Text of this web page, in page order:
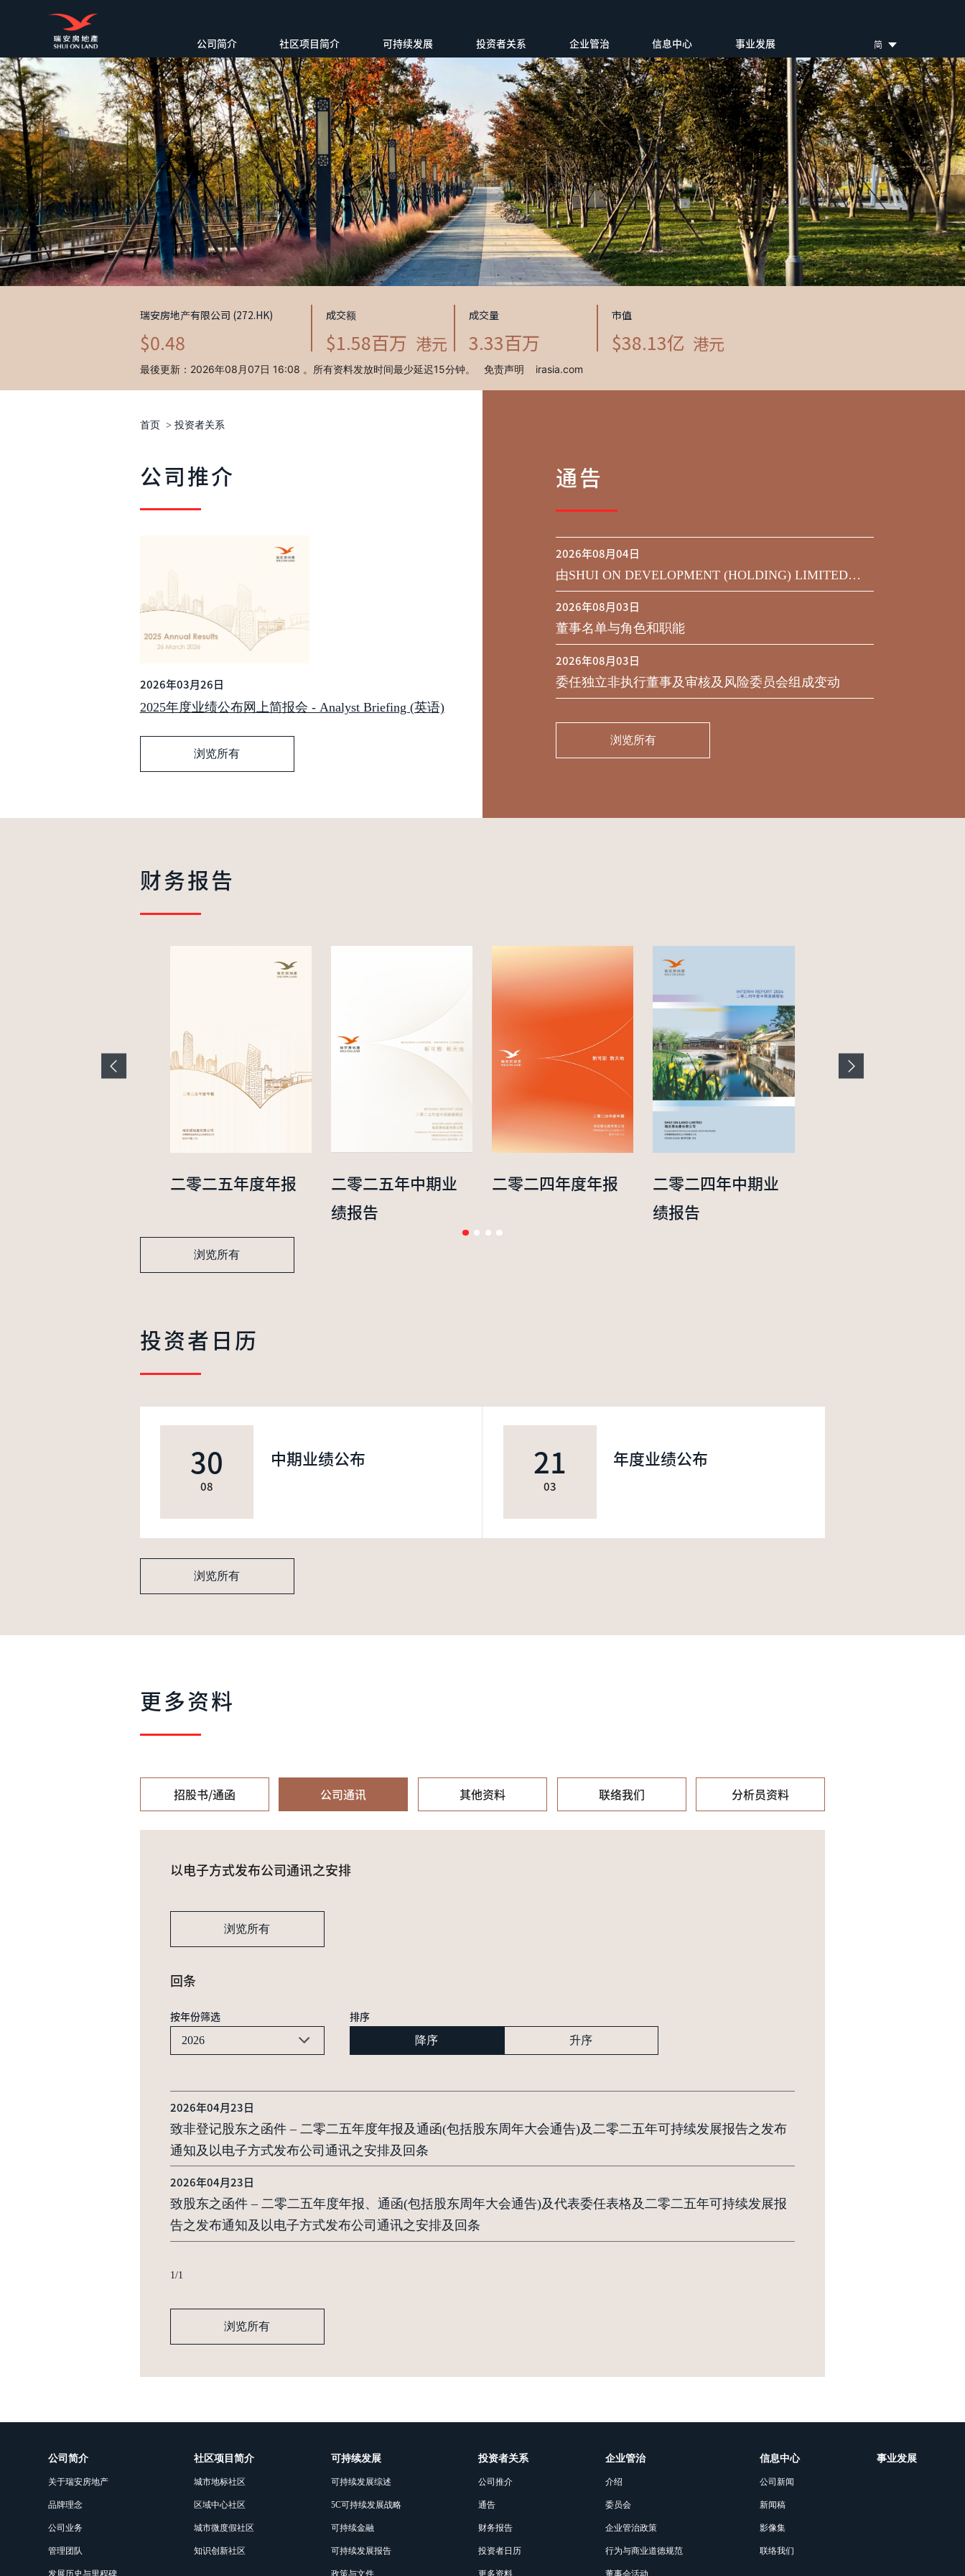
公司简介 社区项目简介 可持续发展 投资者关系 企业管治 信息中心 事业发展 简
首页 > 投资者关系
公司推介
2026年03月26日
2025年度业绩公布网上简报会 - Analyst Briefing (英语)
浏览所有
通告
2026年08月04日
由SHUI ON DEVELOPMENT (HOLDING) LIMITED发
行于二零二九年到期之450,000,000美元9.75%优先票据
2026年08月03日
董事名单与角色和职能
2026年08月03日
委任独立非执行董事及审核及风险委员会组成变动
浏览所有
财务报告
二零二五年度年报
二零二五年中期业
绩报告
二零二四年度年报
二零二四年中期业
绩报告
浏览所有
投资者日历
30
08
中期业绩公布 21
03
年度业绩公布
浏览所有
更多资料
招股书/通函 公司通讯 其他资料 联络我们 分析员资料
以电子方式发布公司通讯之安排
浏览所有
回条
按年份筛选
2026
排序
降序 升序
2026年04月23日
致非登记股东之函件 – 二零二五年度年报及通函(包括股东周年大会通告)及二零二五年可持续发展报告之发布
通知及以电子方式发布公司通讯之安排及回条
2026年04月23日
致股东之函件 – 二零二五年度年报、通函(包括股东周年大会通告)及代表委任表格及二零二五年可持续发展报
告之发布通知及以电子方式发布公司通讯之安排及回条
1/1
浏览所有
公司简介
关于瑞安房地产
品牌理念
公司业务
管理团队
发展历史与里程碑
社区项目简介
城市地标社区
区域中心社区
城市微度假社区
知识创新社区
可持续发展
可持续发展综述
5C可持续发展战略
可持续金融
可持续发展报告
政策与文件
投资者关系
公司推介
通告
财务报告
投资者日历
更多资料
企业管治
介绍
委员会
企业管治政策
行为与商业道德规范
董事会活动
信息中心
公司新闻
新闻稿
影像集
联络我们
事业发展